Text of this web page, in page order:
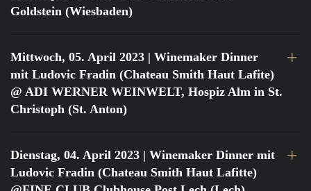
Goldstein (Wiesbaden)
Mittwoch, 05. April 2023 | Winemaker Dinner
mit Ludovic Fradin (Chateau Smith Haut Lafite)
@ ADI WERNER WEINWELT, Hospiz Alm in St.
Christoph (St. Anton)
Dienstag, 04. April 2023 | Winemaker Dinner mit
Ludovic Fradin (Chateau Smith Haut Lafitte)